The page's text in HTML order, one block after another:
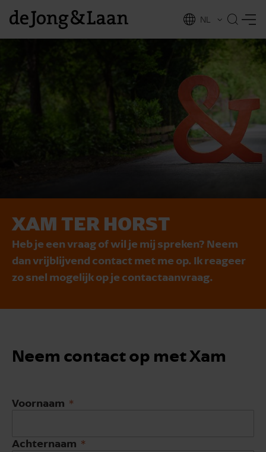
EN
NL
XAM TER HORST
Heb je een vraag of wil je mij spreken? Neem
dan vrijblijvend contact met me op. Ik reageer
zo snel mogelijk op je contactaanvraag.
Neem contact op met Xam
Voornaam
Achternaam